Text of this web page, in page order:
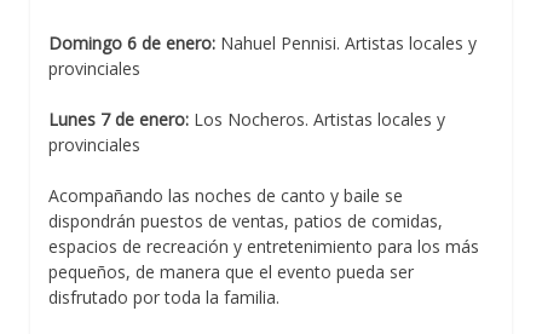
Domingo 6 de enero: Nahuel Pennisi. Artistas locales y
provinciales
Lunes 7 de enero: Los Nocheros. Artistas locales y
provinciales
Acompañando las noches de canto y baile se
dispondrán puestos de ventas, patios de comidas,
espacios de recreación y entretenimiento para los más
pequeños, de manera que el evento pueda ser
disfrutado por toda la familia.